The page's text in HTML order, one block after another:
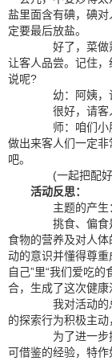
盐里面含有碘，碘
定要最后放盐。
好了，菜做熟
让客人品尝。记住
说呢?
幼：阿姨，请
很好，请客
师：咱们小朋
做出来客人们一定
吧。
(一起把配好
活动反思：
主题的产生
挑食、偏食是
食物的营养及对人
动的意识并懂得尊
自己”里“我们爱吃
合，生成了这次健康
我对活动的总
的探索行为积极主动
为了进一步提
可借鉴的经验，特作